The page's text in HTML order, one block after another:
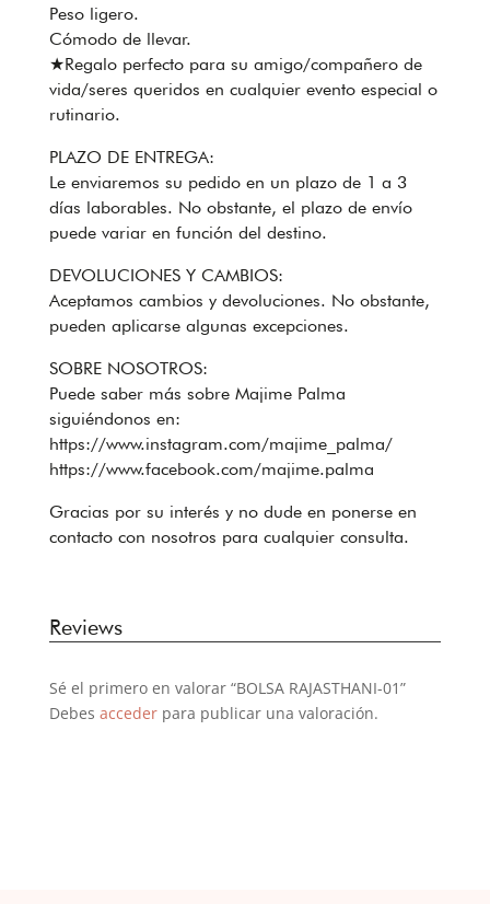
Peso ligero.
Cómodo de llevar.
★Regalo perfecto para su amigo/compañero de
vida/seres queridos en cualquier evento especial o
rutinario.
PLAZO DE ENTREGA:
Le enviaremos su pedido en un plazo de 1 a 3
días laborables. No obstante, el plazo de envío
puede variar en función del destino.
DEVOLUCIONES Y CAMBIOS:
Aceptamos cambios y devoluciones. No obstante,
pueden aplicarse algunas excepciones.
SOBRE NOSOTROS:
Puede saber más sobre Majime Palma
siguiéndonos en:
https://www.instagram.com/majime_palma/
https://www.facebook.com/majime.palma
Gracias por su interés y no dude en ponerse en
contacto con nosotros para cualquier consulta.
Reviews
Sé el primero en valorar “BOLSA RAJASTHANI-01”
Debes accederpara publicar una valoración.